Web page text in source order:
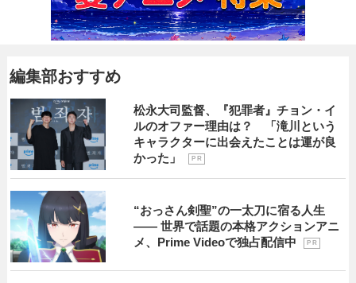
編集部おすすめ
松永大司監督、『犯罪者』チョン・イ
ルのオファー理由は？ 「滝川という
キャラクターに出会えたことは運が良
かった」
P R
“おっさん剣聖”の一太刀に宿る人生
―― 世界で話題の本格アクションアニ
メ、Prime Videoで独占配信中
P R